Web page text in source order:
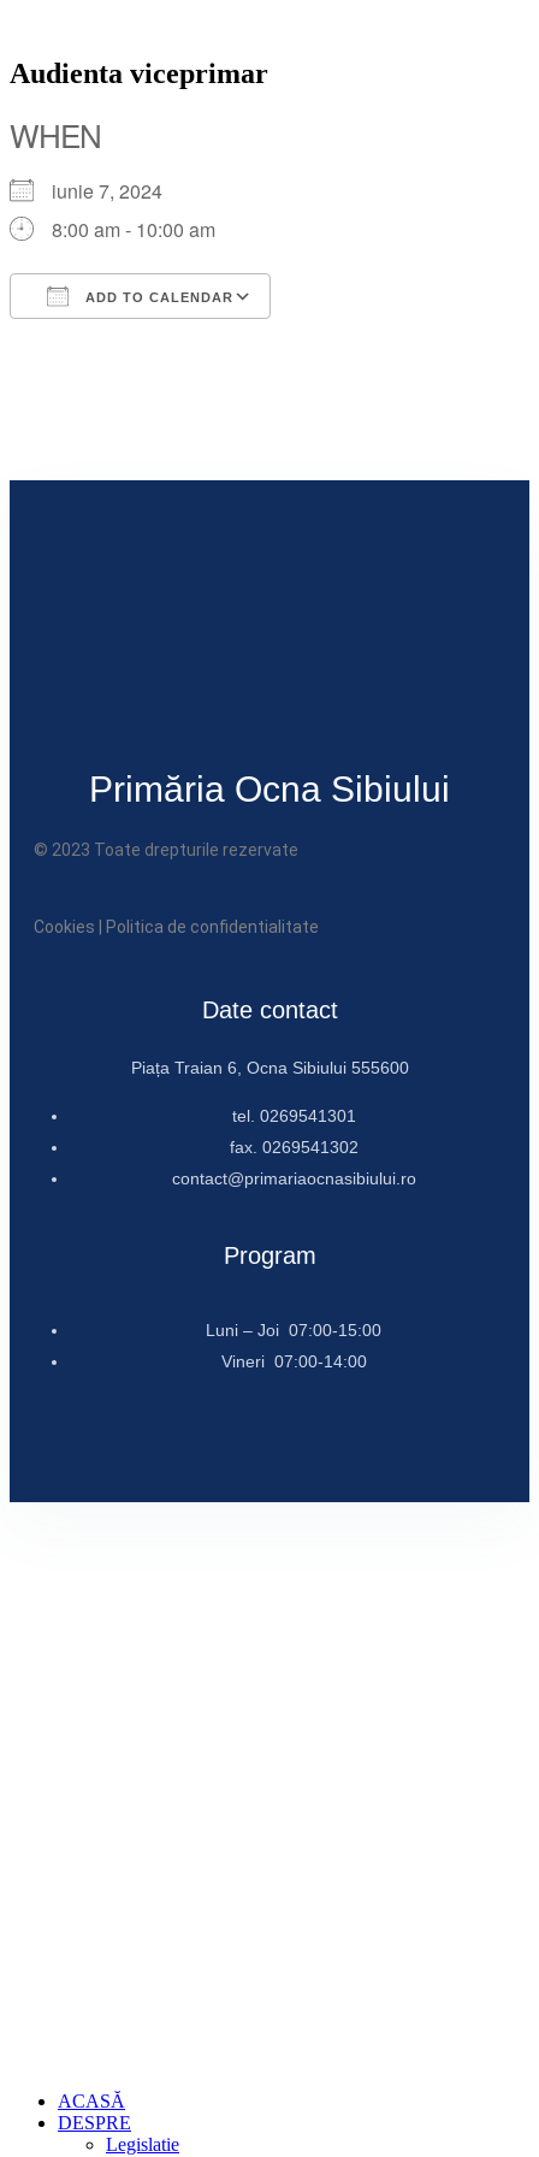
Audienta viceprimar
WHEN
iunie 7, 2024
8:00 am - 10:00 am
ADD TO CALENDAR
Primăria Ocna Sibiului
© 2023 Toate drepturile rezervate
Cookies Politica de confidentialitate
Date contact
Piața Traian 6, Ocna Sibiului 555600
tel. 0269541301
fax. 0269541302
contact@primariaocnasibiului.ro
Program
Luni – Joi 07:00-15:00
Vineri 07:00-14:00
ACASĂ
DESPRE
Legislatie